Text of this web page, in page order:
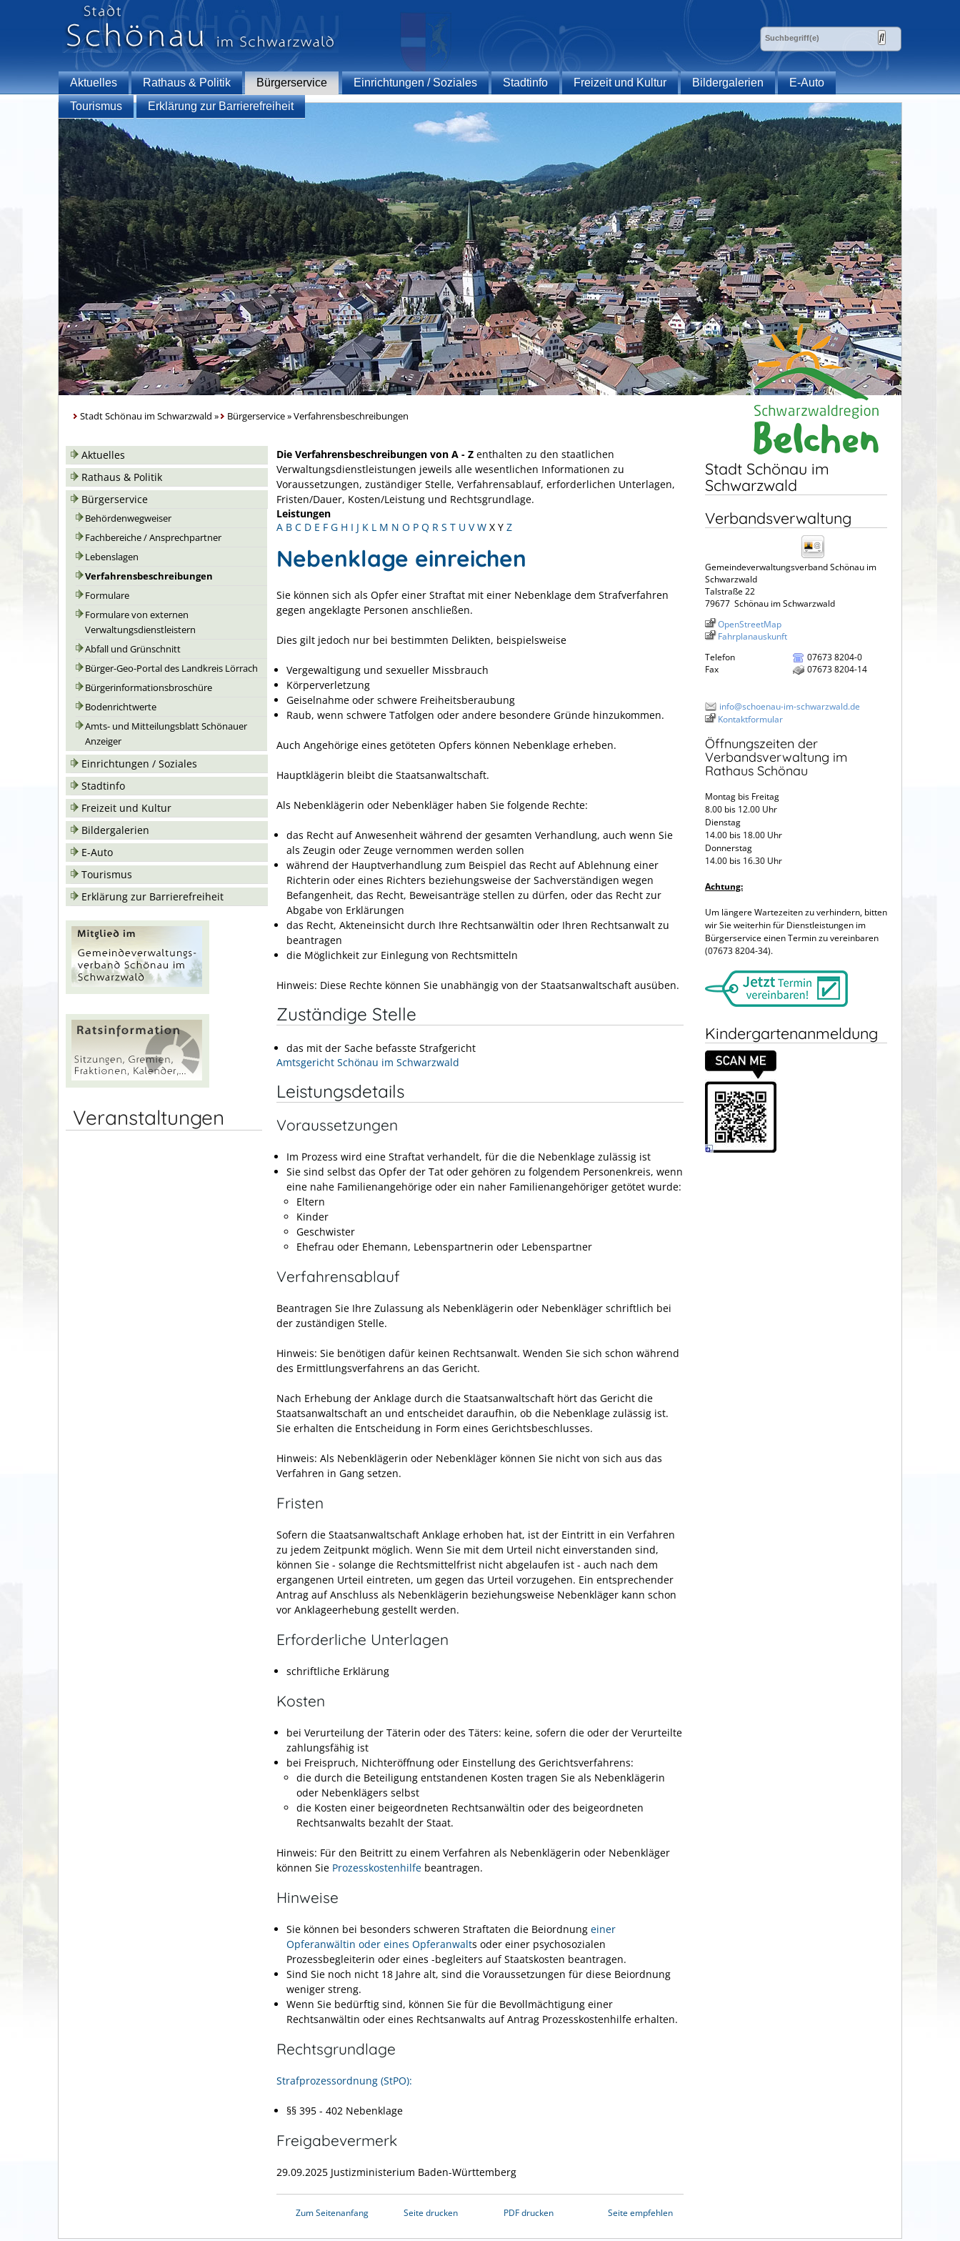
Aktuelles Rathaus & Politik Bürgerservice Einrichtungen / Soziales Stadtinfo Freizeit und Kultur Bildergalerien
E-Auto
Tourismus
Erklärung zur Barrierefreiheit
Stadt Schönau im Schwarzwald » Bürgerservice»Verfahrensbeschreibungen
Aktuelles
Rathaus & Politik
Bürgerservice
Behördenwegweiser
Fachbereiche / Ansprechpartner
Lebenslagen
Verfahrensbeschreibungen
Formulare
Formulare von externen
Verwaltungsdienstleistern
Abfall und Grünschnitt
Bürger-Geo-Portal des Landkreis Lörrach
Bürgerinformationsbroschüre
Bodenrichtwerte
Amts- und Mitteilungsblatt Schönauer
Anzeiger
Einrichtungen / Soziales
Stadtinfo
Freizeit und Kultur
Bildergalerien
E-Auto
Tourismus
Erklärung zur Barrierefreiheit
Veranstaltungen
Die Verfahrensbeschreibungen von A - Z enthalten zu den staatlichen
Verwaltungsdienstleistungen jeweils alle wesentlichen Informationen zu
Voraussetzungen, zuständiger Stelle, Verfahrensablauf, erforderlichen Unterlagen,
Fristen/Dauer, Kosten/Leistung und Rechtsgrundlage.
Leistungen
A B C D E F G H I J K L M N O P Q R S T U V W X Y Z
Nebenklage einreichen
Sie können sich als Opfer einer Straftat mit einer Nebenklage dem Strafverfahren
gegen angeklagte Personen anschließen.
Dies gilt jedoch nur bei bestimmten Delikten, beispielsweise
Vergewaltigung und sexueller Missbrauch
Körperverletzung
Geiselnahme oder schwere Freiheitsberaubung
Raub, wenn schwere Tatfolgen oder andere besondere Gründe hinzukommen.
Auch Angehörige eines getöteten Opfers können Nebenklage erheben.
Hauptklägerin bleibt die Staatsanwaltschaft.
Als Nebenklägerin oder Nebenkläger haben Sie folgende Rechte:
das Recht auf Anwesenheit während der gesamten Verhandlung, auch wenn Sie
als Zeugin oder Zeuge vernommen werden sollen
während der Hauptverhandlung zum Beispiel das Recht auf Ablehnung einer
Richterin oder eines Richters beziehungsweise der Sachverständigen wegen
Befangenheit, das Recht, Beweisanträge stellen zu dürfen, oder das Recht zur
Abgabe von Erklärungen
das Recht, Akteneinsicht durch Ihre Rechtsanwältin oder Ihren Rechtsanwalt zu
beantragen
die Möglichkeit zur Einlegung von Rechtsmitteln
Hinweis: Diese Rechte können Sie unabhängig von der Staatsanwaltschaft ausüben.
Zuständige Stelle
das mit der Sache befasste Strafgericht
Amtsgericht Schönau im Schwarzwald
Leistungsdetails
Voraussetzungen
Im Prozess wird eine Straftat verhandelt, für die die Nebenklage zulässig ist
Sie sind selbst das Opfer der Tat oder gehören zu folgendem Personenkreis, wenn
eine nahe Familienangehörige oder ein naher Familienangehöriger getötet wurde:
Eltern
Kinder
Geschwister
Ehefrau oder Ehemann, Lebenspartnerin oder Lebenspartner
Verfahrensablauf
Beantragen Sie Ihre Zulassung als Nebenklägerin oder Nebenkläger schriftlich bei
der zuständigen Stelle.
Hinweis: Sie benötigen dafür keinen Rechtsanwalt. Wenden Sie sich schon während
des Ermittlungsverfahrens an das Gericht.
Nach Erhebung der Anklage durch die Staatsanwaltschaft hört das Gericht die
Staatsanwaltschaft an und entscheidet daraufhin, ob die Nebenklage zulässig ist.
Sie erhalten die Entscheidung in Form eines Gerichtsbeschlusses.
Hinweis: Als Nebenklägerin oder Nebenkläger können Sie nicht von sich aus das
Verfahren in Gang setzen.
Fristen
Sofern die Staatsanwaltschaft Anklage erhoben hat, ist der Eintritt in ein Verfahren
zu jedem Zeitpunkt möglich. Wenn Sie mit dem Urteil nicht einverstanden sind,
können Sie - solange die Rechtsmittelfrist nicht abgelaufen ist - auch nach dem
ergangenen Urteil eintreten, um gegen das Urteil vorzugehen. Ein entsprechender
Antrag auf Anschluss als Nebenklägerin beziehungsweise Nebenkläger kann schon
vor Anklageerhebung gestellt werden.
Erforderliche Unterlagen
schriftliche Erklärung
Kosten
bei Verurteilung der Täterin oder des Täters: keine, sofern die oder der Verurteilte
zahlungsfähig ist
bei Freispruch, Nichteröffnung oder Einstellung des Gerichtsverfahrens:
die durch die Beteiligung entstandenen Kosten tragen Sie als Nebenklägerin
oder Nebenklägers selbst
die Kosten einer beigeordneten Rechtsanwältin oder des beigeordneten
Rechtsanwalts bezahlt der Staat.
Hinweis: Für den Beitritt zu einem Verfahren als Nebenklägerin oder Nebenkläger
können Sie Prozesskostenhilfe beantragen.
Hinweise
Sie können bei besonders schweren Straftaten die Beiordnung einer
Opferanwältin oder eines Opferanwalts oder einer psychosozialen
Prozessbegleiterin oder eines -begleiters auf Staatskosten beantragen.
Sind Sie noch nicht 18 Jahre alt, sind die Voraussetzungen für diese Beiordnung
weniger streng.
Wenn Sie bedürftig sind, können Sie für die Bevollmächtigung einer
Rechtsanwältin oder eines Rechtsanwalts auf Antrag Prozesskostenhilfe erhalten.
Rechtsgrundlage
Strafprozessordnung (StPO):
§§ 395 - 402 Nebenklage
Freigabevermerk
29.09.2025 Justizministerium Baden-Württemberg
Zum Seitenanfang Seite drucken PDF drucken Seite empfehlen
Stadt Schönau im
Schwarzwald
Verbandsverwaltung
Gemeindeverwaltungsverband Schönau im
Schwarzwald
Talstraße 22
79677 Schönau im Schwarzwald
OpenStreetMap
Fahrplanauskunft
Telefon
07673 8204-0
Fax
07673 8204-14
info@schoenau-im-schwarzwald.de
Kontaktformular
Öffnungszeiten der
Verbandsverwaltung im
Rathaus Schönau
Montag bis Freitag
8.00 bis 12.00 Uhr
Dienstag
14.00 bis 18.00 Uhr
Donnerstag
14.00 bis 16.30 Uhr
Achtung:
Um längere Wartezeiten zu verhindern, bitten
wir Sie weiterhin für Dienstleistungen im
Bürgerservice einen Termin zu vereinbaren
(07673 8204-34).
Kindergartenanmeldung